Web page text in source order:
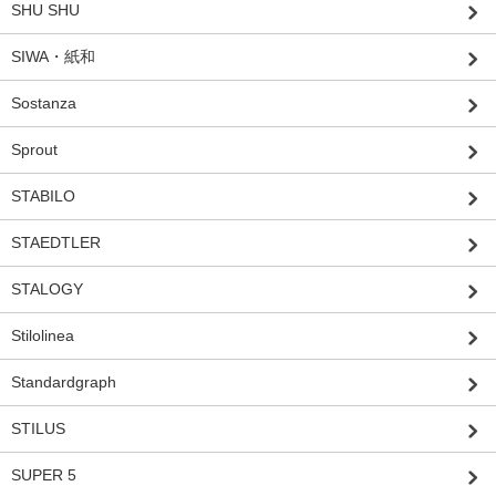
SHU SHU
SIWA・紙和
Sostanza
Sprout
STABILO
STAEDTLER
STALOGY
Stilolinea
Standardgraph
STILUS
SUPER 5